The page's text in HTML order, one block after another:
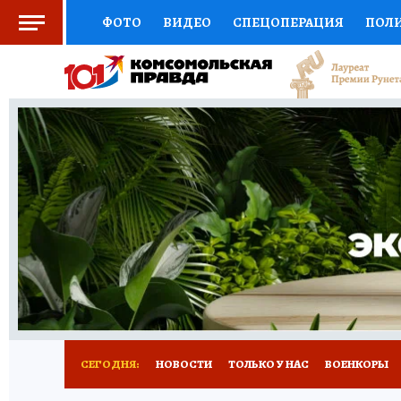
ФОТО ВИДЕО СПЕЦОПЕРАЦИЯ
СОЦПОДДЕРЖКА НАУКА СПОРТ
ВЫБОР ЭКСПЕРТОВ ДОКТОР
КНИЖНАЯ ПОЛКА ПРОГНОЗЫ НА СПОРТ
ПРЕСС-ЦЕНТР НЕДВИЖИМОСТЬ
РАДИО КП РЕКЛАМА ТЕСТЫ НОВОЕ
СЕГОДНЯ: НОВОСТИ ТОЛЬКО У НАС ВОЕНКОРЫ